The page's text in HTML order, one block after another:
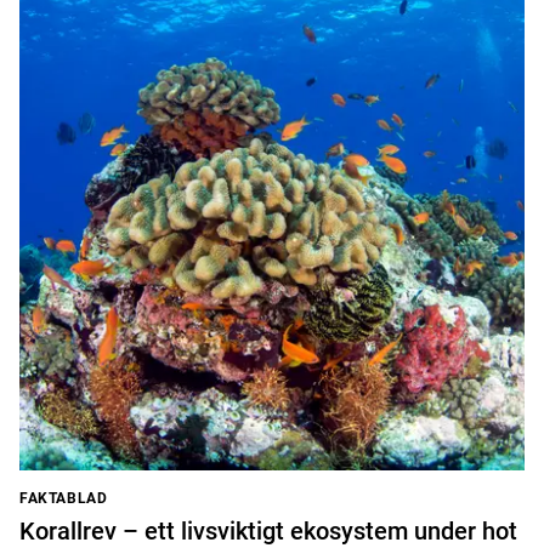
FAKTABLAD
Korallrev – ett livsviktigt ekosystem under hot